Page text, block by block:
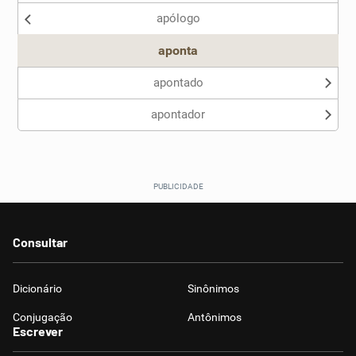
apólogo
aponta
apontado
apontador
Consultar
Dicionário Sinônimos
Conjugação Antônimos
Escrever